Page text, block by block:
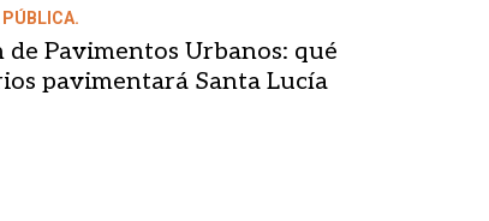
PÚBLICA.
de Pavimentos Urbanos: qué
pavimentará Santa Lucía